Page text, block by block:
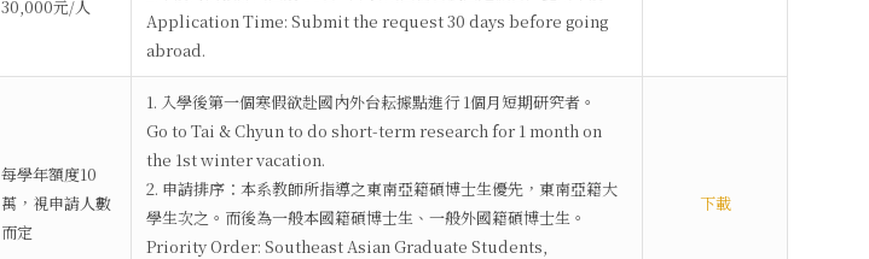
30,000元/人
Application Time: Submit the request 30 days before going
abroad.
每學年額度10
萬，視申請人數
而定
1. 入學後第一個寒假欲赴國內外台耘據點進行 1個月短期研究者。
Go to Tai & Chyun to do short-term research for 1 month on
the 1st winter vacation.
2. 申請排序：本系教師所指導之東南亞籍碩博士生優先，東南亞籍大
學生次之。而後為一般本國籍碩博士生、一般外國籍碩博士生。
Priority Order: Southeast Asian Graduate Students,
下載